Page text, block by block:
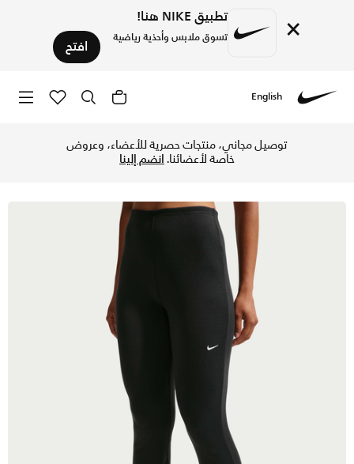
× تطبيق NIKE هنا!
تسوق ملابس وأحذية رياضية افتح
English
توصيل مجاني، منتجات حصرية للأعضاء، وعروض
خاصة لأعضائنا.انضم إلينا